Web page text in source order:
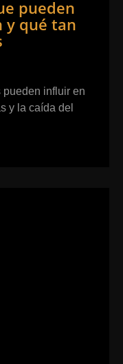
pueden
y qué tan
pueden influir en
y la caída del